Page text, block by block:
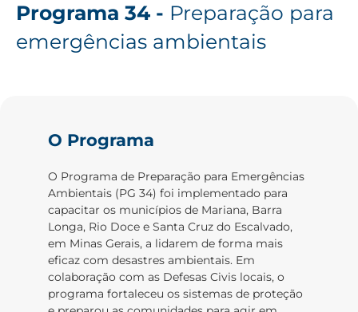
Programa 34 - Preparação para
emergências ambientais
O Programa
O Programa de Preparação para Emergências
Ambientais (PG 34) foi implementado para
capacitar os municípios de Mariana, Barra
Longa, Rio Doce e Santa Cruz do Escalvado,
em Minas Gerais, a lidarem de forma mais
eficaz com desastres ambientais. Em
colaboração com as Defesas Civis locais, o
programa fortaleceu os sistemas de proteção